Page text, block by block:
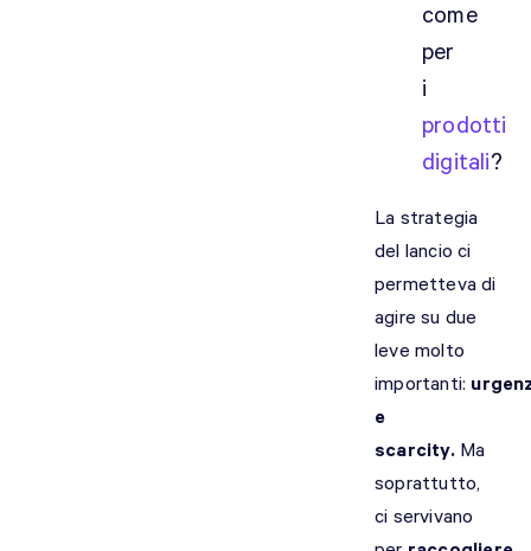
come
per
i
prodotti
digitali?
La strategia
del lancio ci
permetteva di
agire su due
leve molto
importanti:
e
scarcity.Ma
soprattutto,
ci servivano